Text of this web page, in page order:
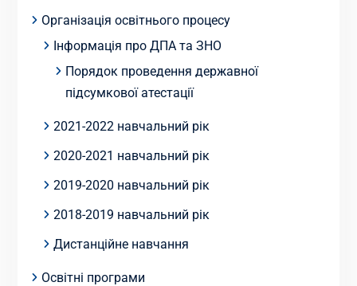
Організація освітнього процесу
Інформація про ДПА та ЗНО
Порядок проведення державної
підсумкової атестації
2021-2022 навчальний рік
2020-2021 навчальний рік
2019-2020 навчальний рік
2018-2019 навчальний рік
Дистанційне навчання
Освітні програми